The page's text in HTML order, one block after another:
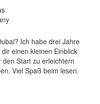
Ich habe drei Jahre
einen kleinen Einblick
Start zu erleichtern
Viel Spaß beim lesen.